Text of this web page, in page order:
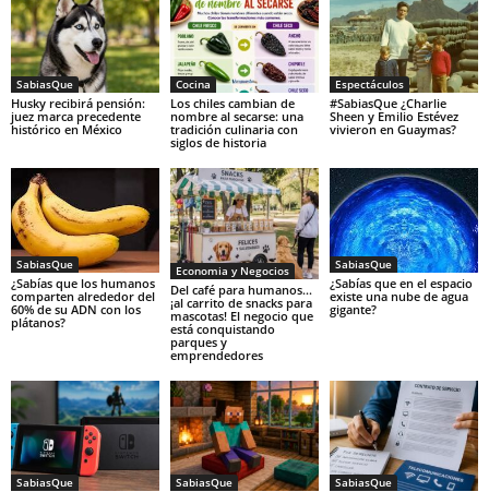
SabiasQue
Husky recibirá pensión:
juez marca precedente
histórico en México
Cocina
Los chiles cambian de
nombre al secarse: una
tradición culinaria con
siglos de historia
Espectáculos
#SabiasQue ¿Charlie
Sheen y Emilio Estévez
vivieron en Guaymas?
SabiasQue
¿Sabías que los humanos
comparten alrededor del
60% de su ADN con los
plátanos?
Economia y Negocios
Del café para humanos…
¡al carrito de snacks para
mascotas! El negocio que
está conquistando
parques y
emprendedores
SabiasQue
¿Sabías que en el espacio
existe una nube de agua
gigante?
SabiasQue SabiasQue SabiasQue